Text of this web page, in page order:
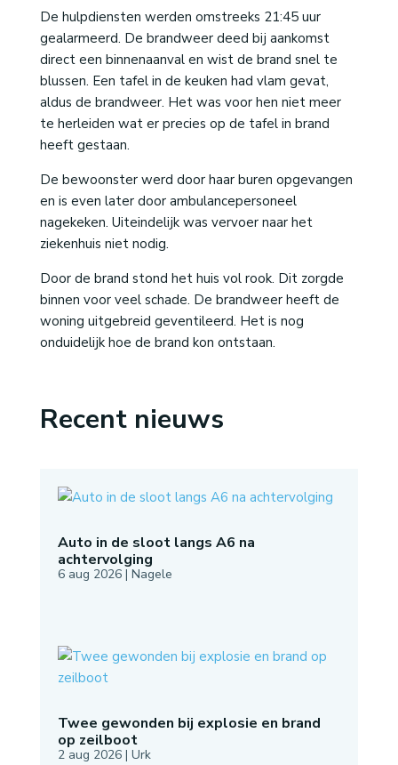
De hulpdiensten werden omstreeks 21:45 uur
gealarmeerd. De brandweer deed bij aankomst
direct een binnenaanval en wist de brand snel te
blussen. Een tafel in de keuken had vlam gevat,
aldus de brandweer. Het was voor hen niet meer
te herleiden wat er precies op de tafel in brand
heeft gestaan.
De bewoonster werd door haar buren opgevangen
en is even later door ambulancepersoneel
nagekeken. Uiteindelijk was vervoer naar het
ziekenhuis niet nodig.
Door de brand stond het huis vol rook. Dit zorgde
binnen voor veel schade. De brandweer heeft de
woning uitgebreid geventileerd. Het is nog
onduidelijk hoe de brand kon ontstaan.
Recent nieuws
Auto in de sloot langs A6 na
achtervolging
6 aug 2026| Nagele
Twee gewonden bij explosie en brand
op zeilboot
2 aug 2026| Urk